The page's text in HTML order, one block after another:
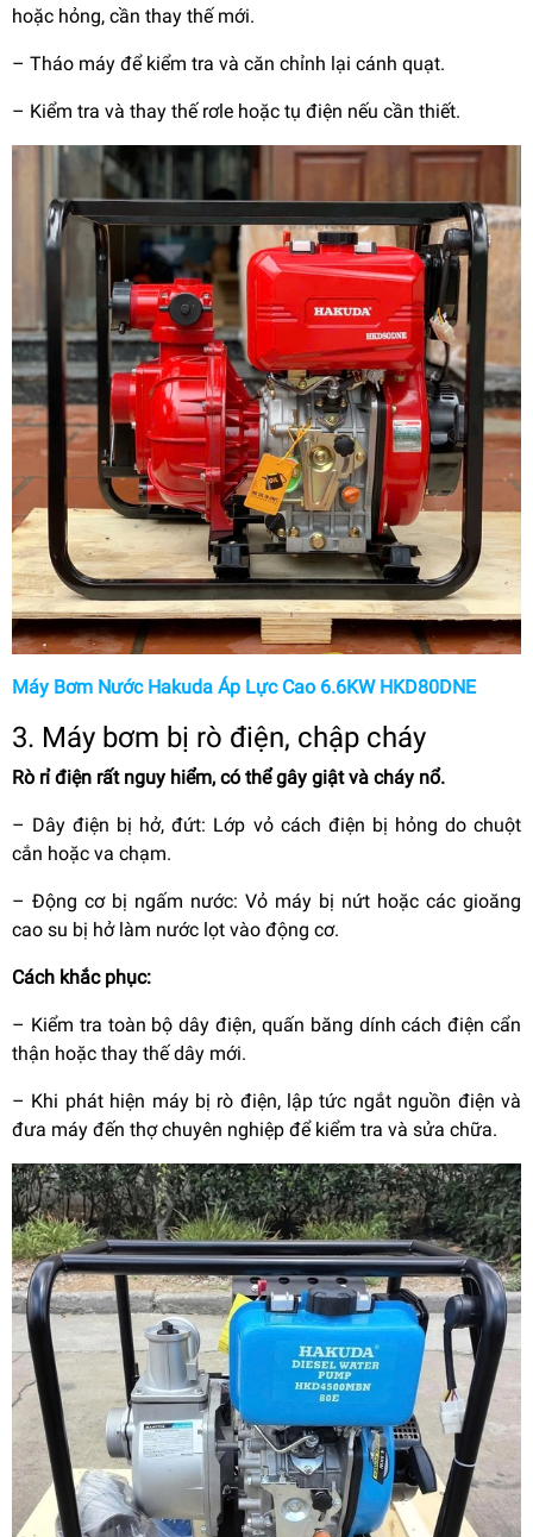
hoặc hỏng, cần thay thế mới.
– Tháo máy để kiểm tra và căn chỉnh lại cánh quạt.
– Kiểm tra và thay thế rơle hoặc tụ điện nếu cần thiết.
Máy Bơm Nước Hakuda Áp Lực Cao 6.6KW HKD80DNE
3. Máy bơm bị rò điện, chập cháy
Rò rỉ điện rất nguy hiểm, có thể gây giật và cháy nổ.
– Dây điện bị hở, đứt: Lớp vỏ cách điện bị hỏng do chuột
cắn hoặc va chạm.
– Động cơ bị ngấm nước: Vỏ máy bị nứt hoặc các gioăng
cao su bị hở làm nước lọt vào động cơ.
Cách khắc phục:
– Kiểm tra toàn bộ dây điện, quấn băng dính cách điện cẩn
thận hoặc thay thế dây mới.
– Khi phát hiện máy bị rò điện, lập tức ngắt nguồn điện và
đưa máy đến thợ chuyên nghiệp để kiểm tra và sửa chữa.